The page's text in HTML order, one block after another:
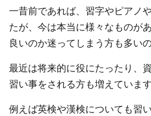
一昔前であれば、習字やピアノ
たが、今は本当に様々なものが
良いのか迷ってしまう方も多い
最近は将来的に役にたったり、
習い事をされる方も増えています
例えば英検や漢検についても習